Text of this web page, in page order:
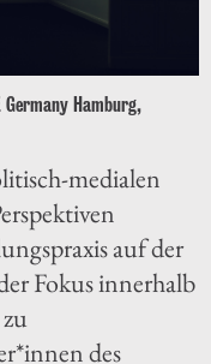
Germany Hamburg,
medialen
auf der
Fokus innerhalb
des